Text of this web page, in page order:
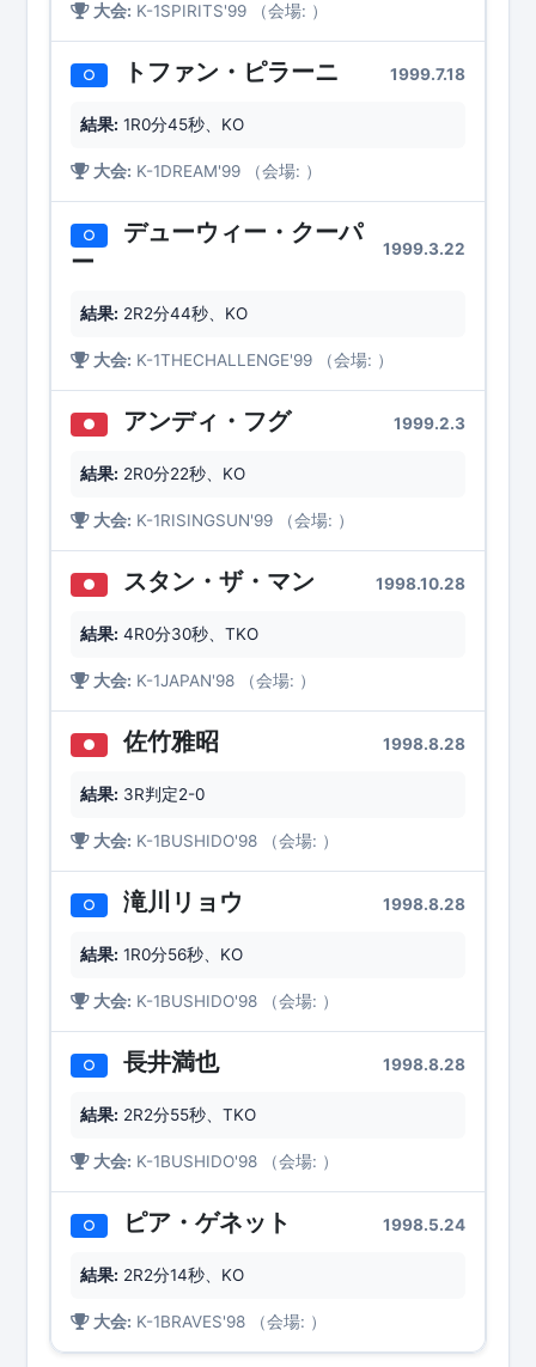
大会: K-1SPIRITS'99 （会場: ）
○ トファン・ピラーニ 1999.7.18
結果: 1R0分45秒、KO
大会: K-1DREAM'99 （会場: ）
○
デューウィー・クーパ
ー
1999.3.22
結果: 2R2分44秒、KO
大会: K-1THECHALLENGE'99 （会場: ）
● アンディ・フグ 1999.2.3
結果: 2R0分22秒、KO
大会: K-1RISINGSUN'99 （会場: ）
● スタン・ザ・マン 1998.10.28
結果: 4R0分30秒、TKO
大会: K-1JAPAN'98 （会場: ）
● 佐竹雅昭 1998.8.28
結果: 3R判定2-0
大会: K-1BUSHIDO'98 （会場: ）
○ 滝川リョウ 1998.8.28
結果: 1R0分56秒、KO
大会: K-1BUSHIDO'98 （会場: ）
○ 長井満也 1998.8.28
結果: 2R2分55秒、TKO
大会: K-1BUSHIDO'98 （会場: ）
○ ピア・ゲネット 1998.5.24
結果: 2R2分14秒、KO
大会: K-1BRAVES'98 （会場: ）